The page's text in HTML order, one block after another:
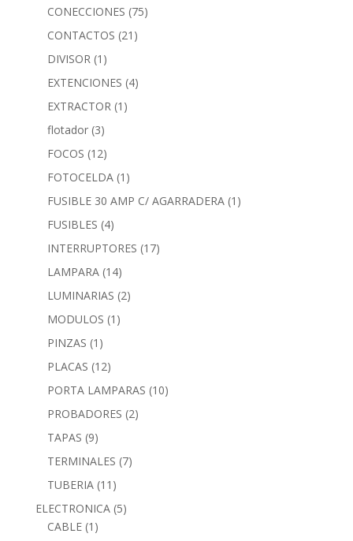
CONECCIONES (75)
CONTACTOS (21)
DIVISOR (1)
EXTENCIONES (4)
EXTRACTOR (1)
flotador (3)
FOCOS (12)
FOTOCELDA (1)
FUSIBLE 30 AMP C/ AGARRADERA (1)
FUSIBLES (4)
INTERRUPTORES (17)
LAMPARA (14)
LUMINARIAS (2)
MODULOS (1)
PINZAS (1)
PLACAS (12)
PORTA LAMPARAS (10)
PROBADORES (2)
TAPAS (9)
TERMINALES (7)
TUBERIA (11)
ELECTRONICA (5)
CABLE (1)